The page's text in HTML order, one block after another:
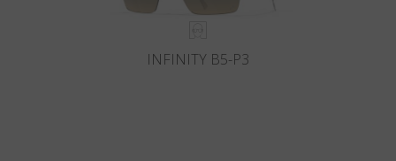
INFINITY B5-P3